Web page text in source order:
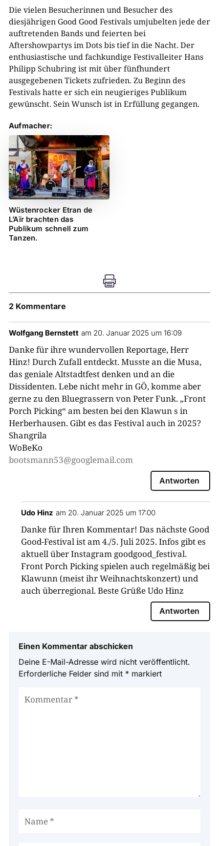
Die vielen Besucherinnen und Besucher des
diesjährigen Good Good Festivals umjubelten jede der
auftretenden Bands und feierten bei
Aftershowpartys im Dots bis tief in die Nacht. Der
enthusiastische und fachkundige Festivalleiter Hans
Philipp Schubring ist mit über fünfhundert
ausgegebenen Tickets zufrieden. Zu Beginn des
Festivals hatte er sich ein neugieriges Publikum
gewünscht. Sein Wunsch ist in Erfüllung gegangen.
Aufmacher:
Wüstenrocker Etran de
L’Aïr brachten das
Publikum schnell zum
Tanzen.

2 Kommentare
Wolfgang Bernstett am 20. Januar 2025 um 16:09
Danke für ihre wundervollen Reportage, Herr
Hinz! Durch Zufall entdeckt. Musste an die Musa,
das geniale Altstadtfest denken und an die
Dissidenten. Lebe nicht mehr in GÖ, komme aber
gerne zu den Bluegrassern von Peter Funk. „Front
Porch Picking“ am besten bei den Klawun s in
Herberhausen. Gibt es das Festival auch in 2025?
Shangrila
WoBeKo
bootsmann53@googlemail.com
Antworten
Udo Hinz am 20. Januar 2025 um 17:00
Danke für Ihren Kommentar! Das nächste Good
Good-Festival ist am 4./5. Juli 2025. Infos gibt es
aktuell über Instagram goodgood_festival.
Front Porch Picking spielen auch regelmäßig bei
Klawunn (meist ihr Weihnachtskonzert) und
auch überregional. Beste Grüße Udo Hinz
Antworten
Einen Kommentar abschicken
Deine E-Mail-Adresse wird nicht veröffentlicht.
Erforderliche Felder sind mit * markiert